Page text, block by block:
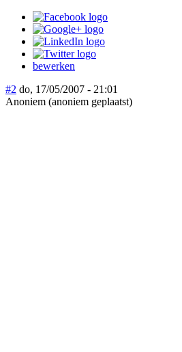
bewerken
#2 do, 17/05/2007 - 21:01
Anoniem (anoniem geplaatst)